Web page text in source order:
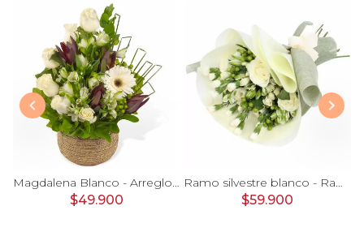
Magdalena Blanco - Arreglo floral con rosas, gerbera y astromelias blancas
$49.900
Ramo silvestre blanco - Ramo de flores circular con rosas blancas, claveles blancos, astromelias e hypericum verde
$59.900